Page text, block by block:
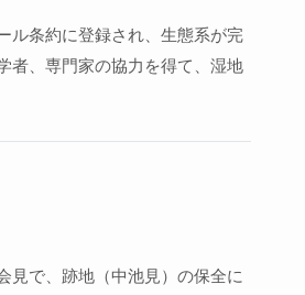
ル条約に登録され、生態系が完
者、専門家の協力を得て、湿地
見で、跡地（中池見）の保全に